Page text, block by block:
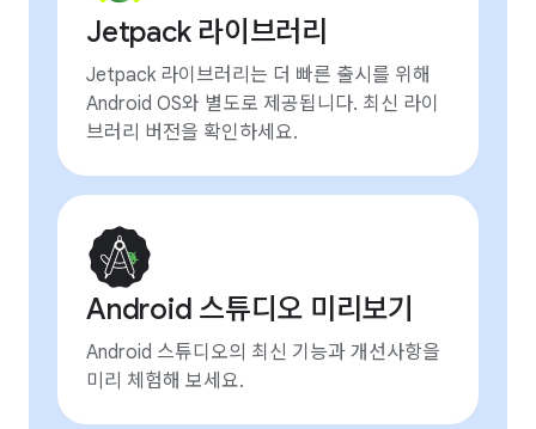
Jetpack 라이브러리
Jetpack 라이브러리는 더 빠른 출시를 위해
Android OS와 별도로 제공됩니다. 최신 라이
브러리 버전을 확인하세요.
Android 스튜디오 미리보기
Android 스튜디오의 최신 기능과 개선사항을
미리 체험해 보세요.